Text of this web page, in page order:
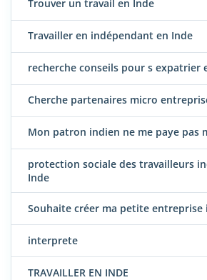
Trouver un travail en Inde
Travailler en indépendant en Inde
recherche conseils pour s expatrier
Cherche partenaires micro
Mon patron indien ne me paye pas
protection sociale des travailleurs
Inde
Souhaite créer ma petite entreprise
interprete
TRAVAILLER EN INDE